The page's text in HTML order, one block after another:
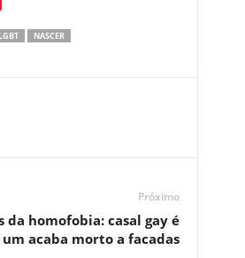
LGBT
NASCER
Próximo
da homofobia: casal gay é
acaba morto a facadas